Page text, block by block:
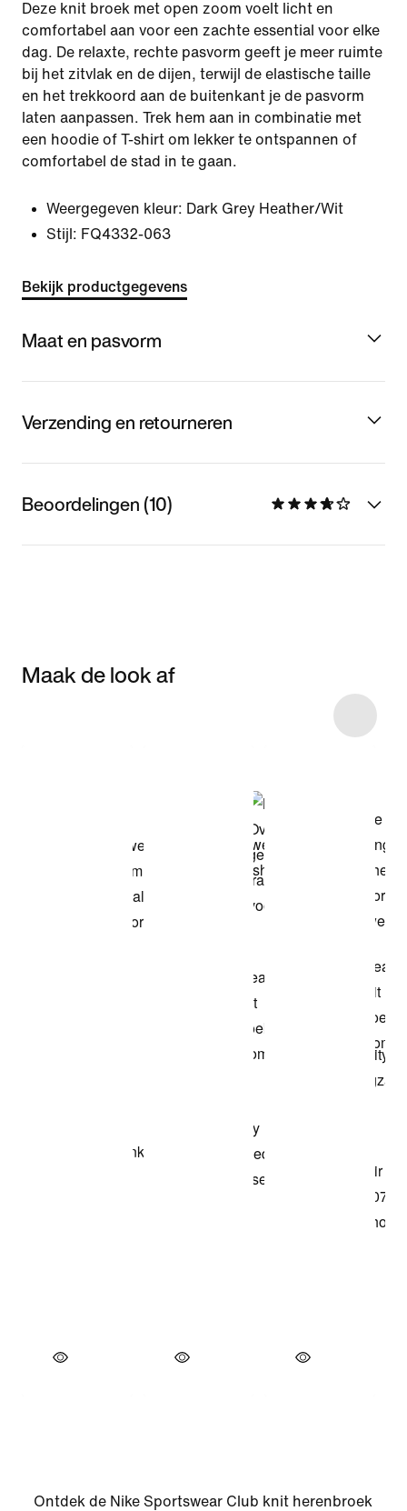
Deze knit broek met open zoom voelt licht en
comfortabel aan voor een zachte essential voor elke
dag. De relaxte, rechte pasvorm geeft je meer ruimte
bij het zitvlak en de dijen, terwijl de elastische taille
en het trekkoord aan de buitenkant je de pasvorm
laten aanpassen. Trek hem aan in combinatie met
een hoodie of T-shirt om lekker te ontspannen of
comfortabel de stad in te gaan.
Weergegeven kleur: Dark Grey Heather/Wit
Stijl: FQ4332-063
Bekijk productgegevens
Maat en pasvorm
Verzending en retourneren
Beoordelingen (10)
Maak de look af
Ontdek de Nike Sportswear Club knit herenbroek